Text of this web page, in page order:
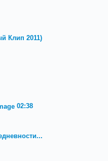
Клип 2011)
02:38